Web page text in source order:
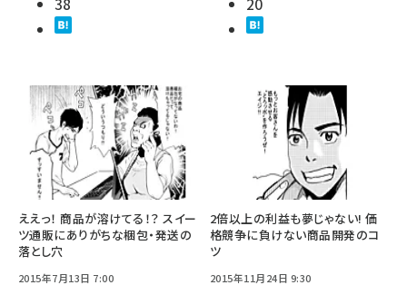
ええっ！ 商品が溶けてる！？ スイー
ツ通販にありがちな梱包・発送の
落とし穴
2015年7月13日 7:00
2倍以上の利益も夢じゃない! 価
格競争に負けない商品開発のコ
ツ
2015年11月24日 9:30